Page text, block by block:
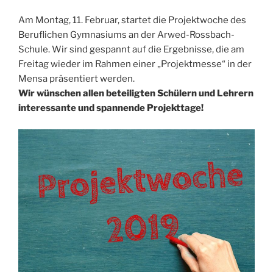
Am Montag, 11. Februar, startet die Projektwoche des
Beruflichen Gymnasiums an der Arwed-Rossbach-
Schule. Wir sind gespannt auf die Ergebnisse, die am
Freitag wieder im Rahmen einer „Projektmesse“ in der
Mensa präsentiert werden.
Wir wünschen allen beteiligten Schülern und Lehrern
interessante und spannende Projekttage!